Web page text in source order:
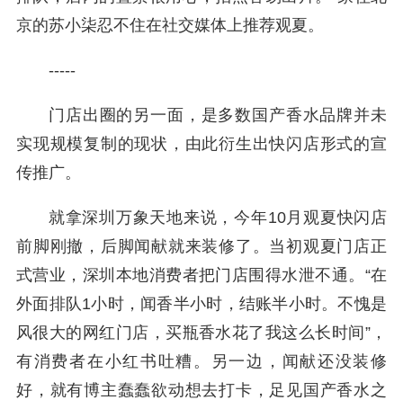
京的苏小柒忍不住在社交媒体上推荐观夏。
-----
门店出圈的另一面，是多数国产香水品牌并未
实现规模复制的现状，由此衍生出快闪店形式的宣
传推广。
就拿深圳万象天地来说，今年10月观夏快闪店
前脚刚撤，后脚闻献就来装修了。当初观夏门店正
式营业，深圳本地消费者把门店围得水泄不通。“在
外面排队1小时，闻香半小时，结账半小时。不愧是
风很大的网红门店，买瓶香水花了我这么长时间”，
有消费者在小红书吐糟。另一边，闻献还没装修
好，就有博主蠢蠢欲动想去打卡，足见国产香水之